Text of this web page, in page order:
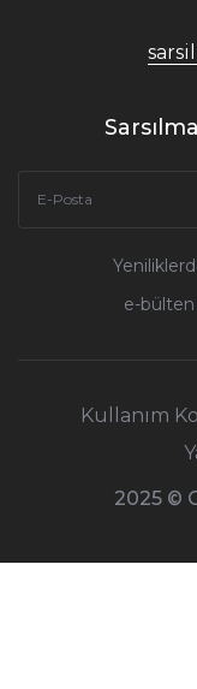
e-bülten
Kullanım
2025 ©